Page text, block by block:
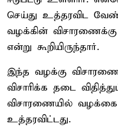
செய்து உத்தரவிட
வழக்கின்
என்று கூறியிருந்தார்.
இந்த வழக்கு
விசாரிக்க தடை
விசாரணையில் வழக்கை
உத்தரவிட்டது.